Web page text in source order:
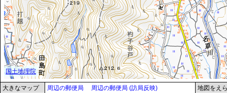
大きなマップ 周辺の郵便局 周辺の郵便局 (訪局反映) 地図をえ